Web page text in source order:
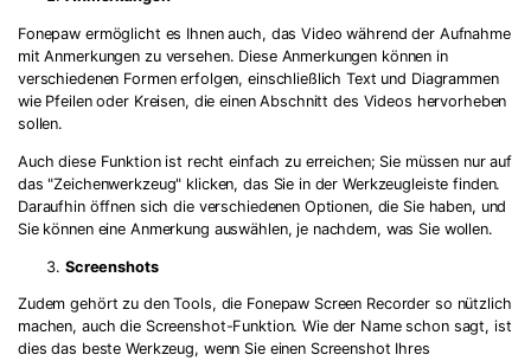
Fonepaw ermöglicht es Ihnen auch, das Video während der Aufnahme
mit Anmerkungen zu versehen. Diese Anmerkungen können in
verschiedenen Formen erfolgen, einschließlich Text und Diagrammen
wie Pfeilen oder Kreisen, die einen Abschnitt des Videos hervorheben
sollen.
Auch diese Funktion ist recht einfach zu erreichen; Sie müssen nur auf
das "Zeichenwerkzeug" klicken, das Sie in der Werkzeugleiste finden.
Daraufhin öffnen sich die verschiedenen Optionen, die Sie haben, und
Sie können eine Anmerkung auswählen, je nachdem, was Sie wollen.
Screenshots
Zudem gehört zu den Tools, die Fonepaw Screen Recorder so nützlich
machen, auch die Screenshot-Funktion. Wie der Name schon sagt, ist
dies das beste Werkzeug, wenn Sie einen Screenshot Ihres